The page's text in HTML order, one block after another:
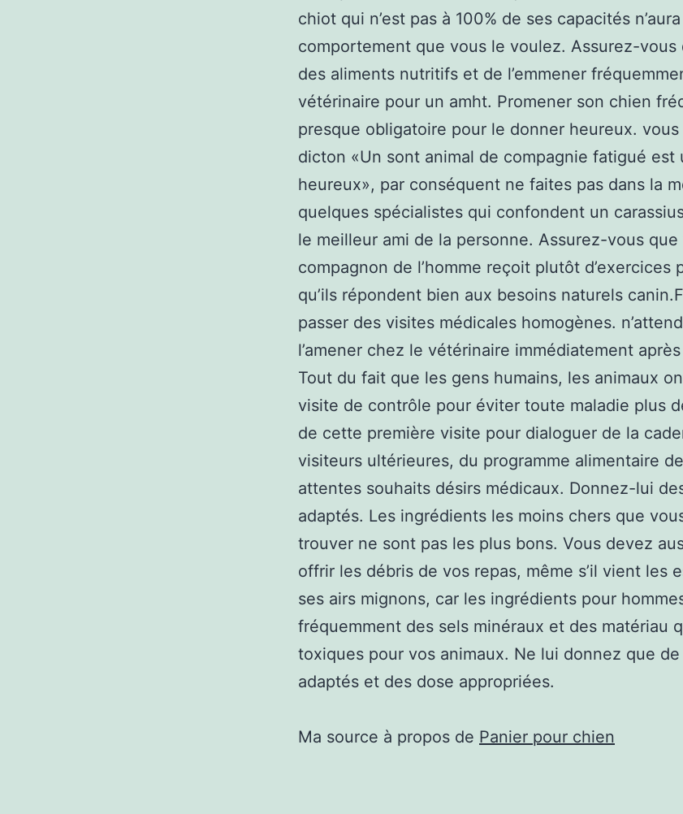
chiot qui n’est pas à 100% de ses capacités
comportement que vous le voulez. Assurez-vous
des aliments nutritifs et de l’emmener
vétérinaire pour un amht. Promener son chien
presque obligatoire pour le donner heureux.
dicton «Un sont animal de compagnie fatigué est
heureux», par conséquent ne faites pas dans la
quelques spécialistes qui confondent un
le meilleur ami de la personne. Assurez-vous que
compagnon de l’homme reçoit plutôt d’exercices
qu’ils répondent bien aux besoins naturels
passer des visites médicales homogènes.
l’amener chez le vétérinaire immédiatement après
Tout du fait que les gens humains, les animaux
visite de contrôle pour éviter toute maladie plus
de cette première visite pour dialoguer de la
visiteurs ultérieures, du programme alimentaire
attentes souhaits désirs médicaux. Donnez-lui
adaptés. Les ingrédients les moins chers que
trouver ne sont pas les plus bons. Vous devez
offrir les débris de vos repas, même s’il vient les
ses airs mignons, car les ingrédients pour
fréquemment des sels minéraux et des matériau
toxiques pour vos animaux. Ne lui donnez que de
adaptés et des dose appropriées.
Ma source à propos de Panier pour chien